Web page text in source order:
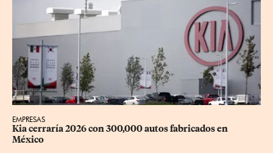
EMPRESAS
Kia cerraría 2026 con 300,000 autos fabricados en
México